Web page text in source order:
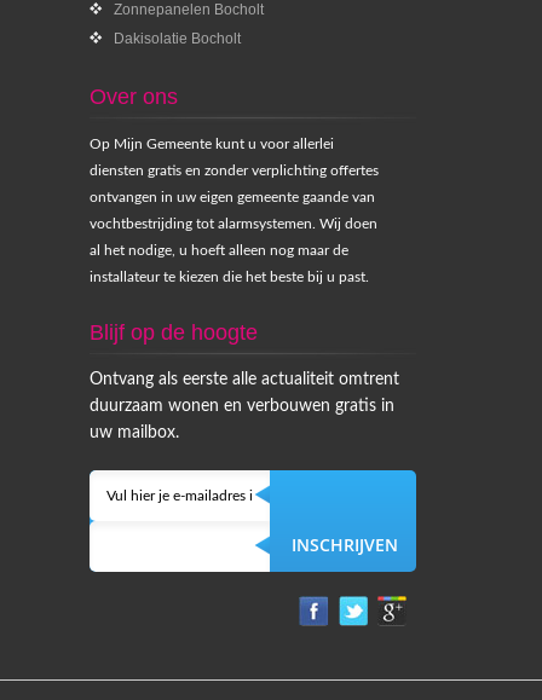
Zonnepanelen Bocholt
Dakisolatie Bocholt
Over ons
Op Mijn Gemeente kunt u voor allerlei
diensten gratis en zonder verplichting offertes
ontvangen in uw eigen gemeente gaande van
vochtbestrijding tot alarmsystemen. Wij doen
al het nodige, u hoeft alleen nog maar de
installateur te kiezen die het beste bij u past.
Blijf op de hoogte
Ontvang als eerste alle actualiteit omtrent
duurzaam wonen en verbouwen gratis in
uw mailbox.